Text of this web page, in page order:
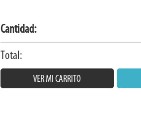
Cantidad:
Total:
VER MI CARRITO